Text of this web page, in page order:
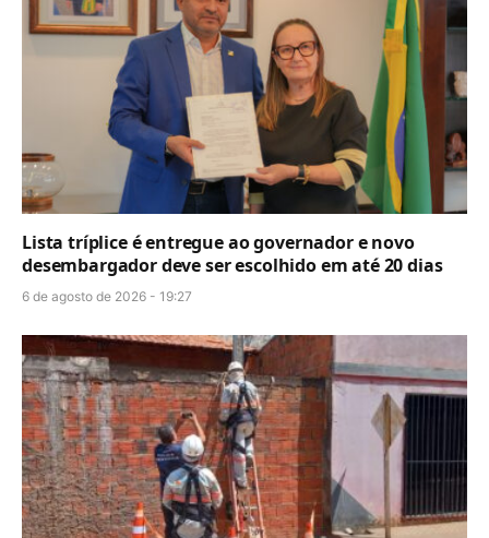
Lista tríplice é entregue ao governador e novo
desembargador deve ser escolhido em até 20 dias
6 de agosto de 2026 - 19:27